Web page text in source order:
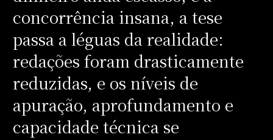
concorrência insana, a tese
passa a léguas da realidade:
redações foram drasticamente
reduzidas, e os níveis de
apuração, aprofundamento e
capacidade técnica se